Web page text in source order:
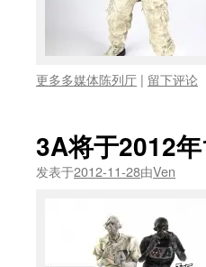
更多多媒体陈列厅 | 留下评论
3A将于2012
发表于2012-11-28由Ven